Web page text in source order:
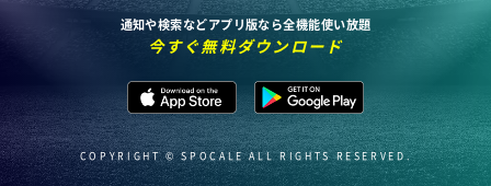
通知や検索などアプリ版なら全機能使い放題
今すぐ無料ダウンロード
COPYRIGHT © SPOCALE ALL RIGHTS RESERVED.